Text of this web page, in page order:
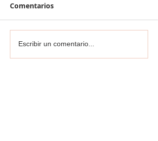
Comentarios
Escribir un comentario...